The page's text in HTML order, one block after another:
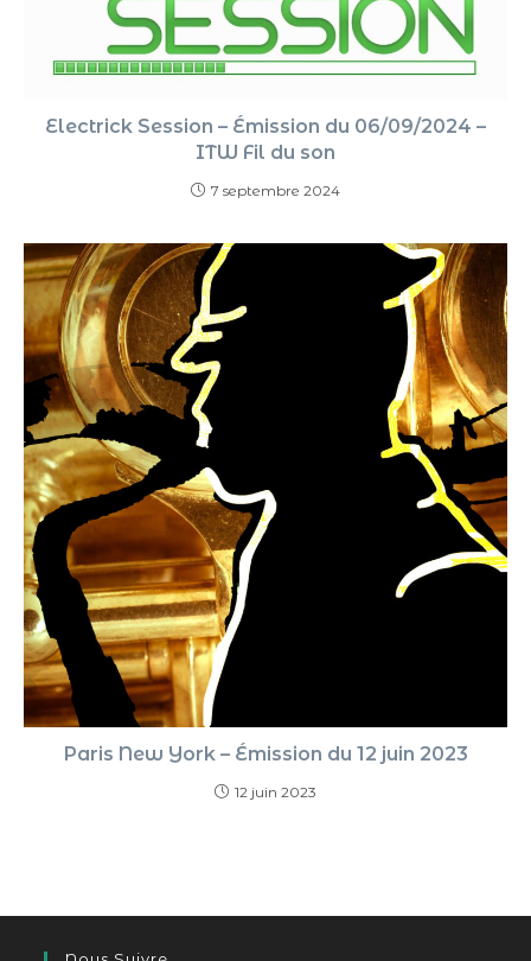
Electrick Session – Émission du 06/09/2024 –
ITW Fil du son
7 septembre 2024
Paris New York – Émission du 12 juin 2023
12 juin 2023